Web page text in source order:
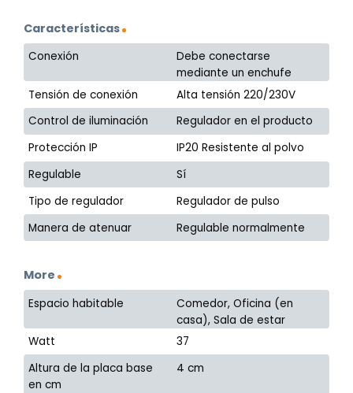
Características
Conexión
Debe conectarse
mediante un enchufe
Tensión de conexión
Alta tensión 220/230V
Control de iluminación
Regulador en el producto
Protección IP
IP20 Resistente al polvo
Regulable
Sí
Tipo de regulador
Regulador de pulso
Manera de atenuar
Regulable normalmente
More
Espacio habitable
Comedor, Oficina (en
casa), Sala de estar
Watt
37
Altura de la placa base
en cm
4 cm